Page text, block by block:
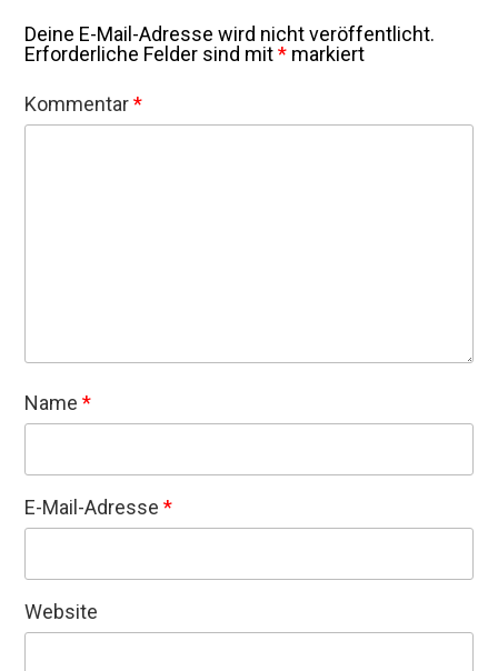
Deine E-Mail-Adresse wird nicht veröffentlicht.
Erforderliche Felder sind mit* markiert
Kommentar*
Name*
E-Mail-Adresse*
Website